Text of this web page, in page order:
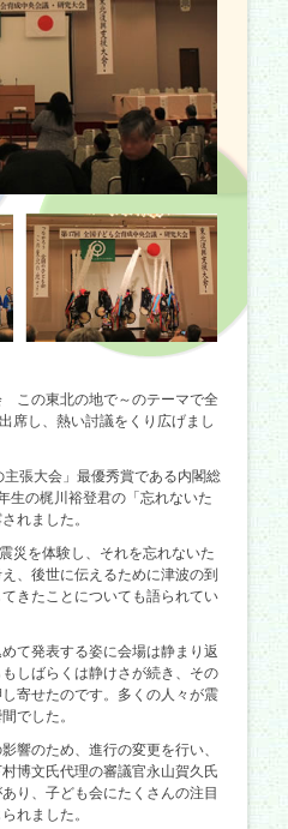
この東北の地で～のテーマで全
席し、熱い討議をくり広げまし
張大会」最優秀賞である内閣総
生の梶川裕登君の「忘れないた
れました。
災を体験し、それを忘れないた
、後世に伝えるために津波の到
きたことについても語られてい
て発表する姿に会場は静まり返
しばらくは静けさが続き、その
寄せたのです。多くの人々が震
でした。
響のため、進行の変更を行い、
博文氏代理の審議官永山賀久氏
り、子ども会にたくさんの注目
れました。